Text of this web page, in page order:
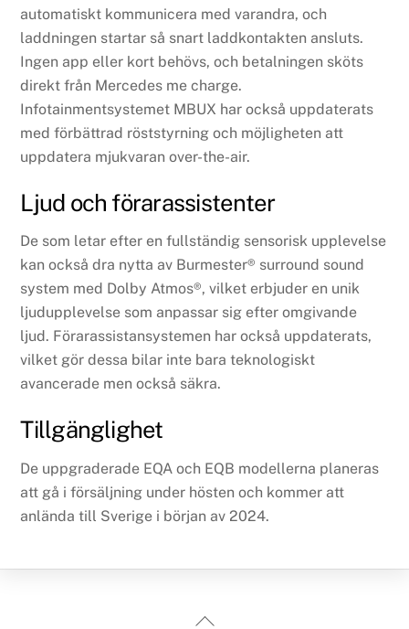
automatiskt kommunicera med varandra, och
laddningen startar så snart laddkontakten ansluts.
Ingen app eller kort behövs, och betalningen sköts
direkt från Mercedes me charge.
Infotainmentsystemet MBUX har också uppdaterats
med förbättrad röststyrning och möjligheten att
uppdatera mjukvaran over-the-air.
Ljud och förarassistenter
De som letar efter en fullständig sensorisk upplevelse
kan också dra nytta av Burmester® surround sound
system med Dolby Atmos®, vilket erbjuder en unik
ljudupplevelse som anpassar sig efter omgivande
ljud. Förarassistansystemen har också uppdaterats,
vilket gör dessa bilar inte bara teknologiskt
avancerade men också säkra.
Tillgänglighet
De uppgraderade EQA och EQB modellerna planeras
att gå i försäljning under hösten och kommer att
anlända till Sverige i början av 2024.
Back